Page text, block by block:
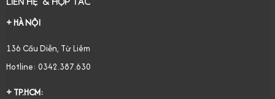
+ HÀ NỘI
136 Cầu Diễn, Từ Liêm
Hotline: 0342.387.630
+ TP.HCM: